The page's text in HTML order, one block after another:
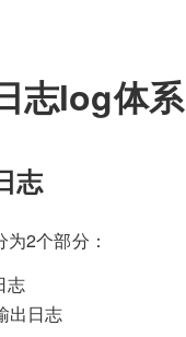
志log体系
志
2个部分：
志
出日志